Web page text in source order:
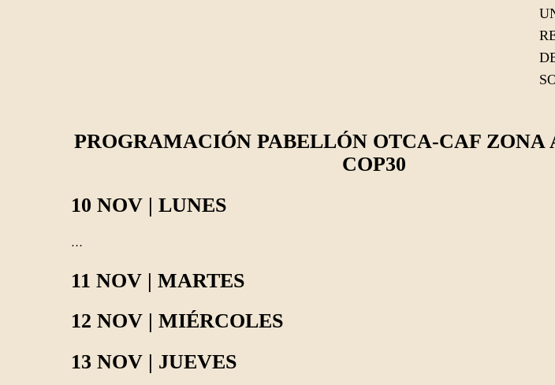
PROGRAMACIÓN PABELLÓN OTCA-CAF ZONA
COP30
10 NOV | LUNES
…
11 NOV | MARTES
12 NOV | MIÉRCOLES
13 NOV | JUEVES